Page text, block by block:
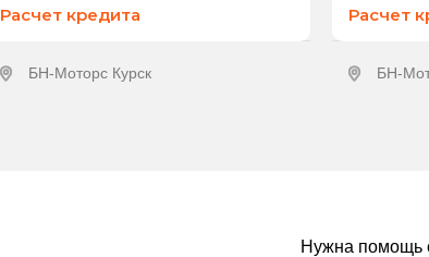
Расчет кредита
БН-Моторс Курск
Расчет
БН-
Нужна помощь